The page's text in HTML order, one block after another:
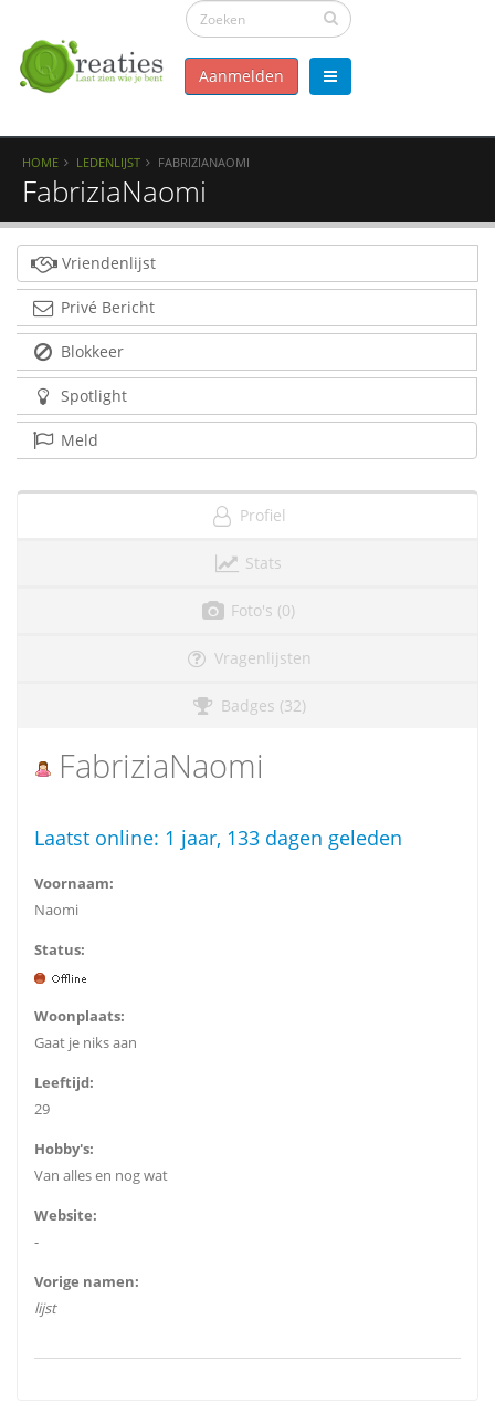
Aanmelden
HOME LEDENLIJST FABRIZIANAOMI
FabriziaNaomi
Vriendenlijst
Privé Bericht
Blokkeer
Spotlight
Meld
Profiel
Stats
Foto's (0)
Vragenlijsten
Badges (32)
FabriziaNaomi
Laatst online: 1 jaar, 133 dagen geleden
Voornaam:
Naomi
Status:
Woonplaats:
Gaat je niks aan
Leeftijd:
29
Hobby's:
Van alles en nog wat
Website:
-
Vorige namen:
lijst